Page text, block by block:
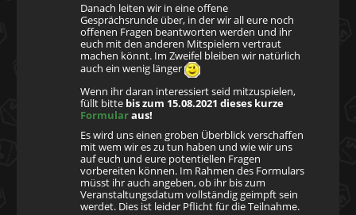
Danach leiten wir in eine offene
Gesprächsrunde über, in der wir all eure noch
offenen Fragen beantworten werden und ihr
euch mit den anderen Mitspielern vertraut
machen könnt. Im Zweifel bleiben wir natürlich
auch ein wenig länger
Wenn ihr daran interessiert seid mitzuspielen,
füllt bitte bis zum 15.08.2021 dieses kurze
Formularaus!
Es wird uns einen groben Überblick verschaffen
mit wem wir es zu tun haben und wie wir uns
auf euch und eure potentiellen Fragen
vorbereiten können. Im Rahmen des Formulars
müsst ihr auch angeben, ob ihr bis zum
Veranstaltungsdatum vollständig geimpft sein
werdet. Dies ist leider Pflicht für die Teilnahme.